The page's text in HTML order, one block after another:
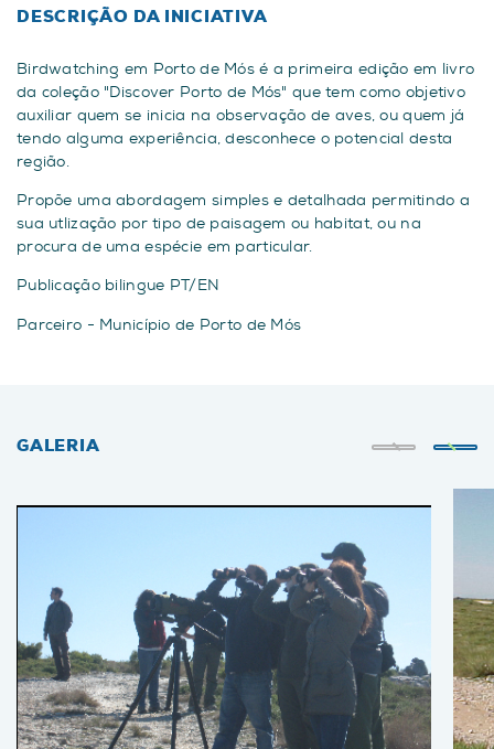
DESCRIÇÃO DA INICIATIVA
Birdwatching em Porto de Mós é a primeira edição em livro
da coleção "Discover Porto de Mós" que tem como objetivo
auxiliar quem se inicia na observação de aves, ou quem já
tendo alguma experiência, desconhece o potencial desta
região.
Propõe uma abordagem simples e detalhada permitindo a
sua utlização por tipo de paisagem ou habitat, ou na
procura de uma espécie em particular.
Publicação bilingue PT/EN
Parceiro - Município de Porto de Mós
GALERIA